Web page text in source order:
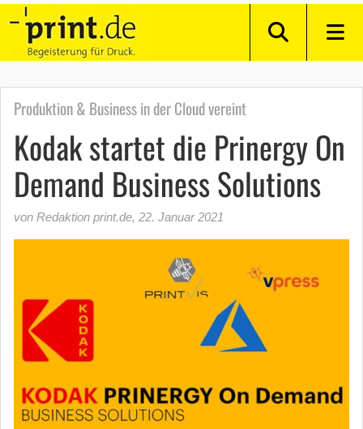
Produktion & Business in der Cloud vereint
Kodak startet die Prinergy On
Demand Business Solutions
von Redaktion print.de, 22. Januar 2021